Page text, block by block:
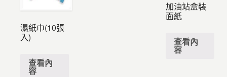
濕紙巾(10張
入)
查看內
容
加油站盒裝
面紙
查看內
容